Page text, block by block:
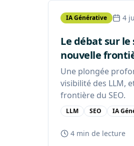
IA Générative 4
Le débat sur le
nouvelle
Une plongée
visibilité des LLM,
frontière du SEO.
LLM SEO IA
4 min de lecture